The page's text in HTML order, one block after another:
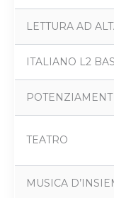
LETTURA AD
ITALIANO L2
TEATRO
MUSICA